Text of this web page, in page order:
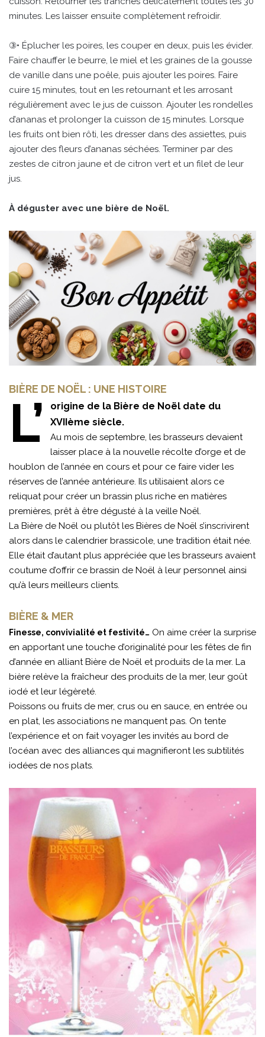
minutes. Les laisser ensuite complètement refroidir.
③• Éplucher les poires, les couper en deux, puis les évider.
Faire chauffer le beurre, le miel et les graines de la gousse
de vanille dans une poêle, puis ajouter les poires. Faire
cuire 15 minutes, tout en les retournant et les arrosant
régulièrement avec le jus de cuisson. Ajouter les rondelles
d’ananas et prolonger la cuisson de 15 minutes. Lorsque
les fruits ont bien rôti, les dresser dans des assiettes, puis
ajouter des fleurs d’ananas séchées. Terminer par des
zestes de citron jaune et de citron vert et un filet de leur
jus.
À déguster avec une bière de Noël.
BIÈRE DE NOËL : UNE HISTOIRE
L’
origine de la Bière de Noël date du
XVIIème siècle.
Au mois de septembre, les brasseurs devaient
laisser place à la nouvelle récolte d’orge et de
houblon de l’année en cours et pour ce faire vider les
réserves de l’année antérieure. Ils utilisaient alors ce
reliquat pour créer un brassin plus riche en matières
premières, prêt à être dégusté à la veille Noël.
La Bière de Noël ou plutôt les Bières de Noël s’inscrivirent
alors dans le calendrier brassicole, une tradition était née.
Elle était d’autant plus appréciée que les brasseurs avaient
coutume d’offrir ce brassin de Noël à leur personnel ainsi
qu’à leurs meilleurs clients.
BIÈRE & MER
Finesse, convivialité et festivité… On aime créer la surprise
en apportant une touche d’originalité pour les fêtes de fin
d’année en alliant Bière de Noël et produits de la mer. La
bière relève la fraîcheur des produits de la mer, leur goût
iodé et leur légèreté.
Poissons ou fruits de mer, crus ou en sauce, en entrée ou
en plat, les associations ne manquent pas. On tente
l’expérience et on fait voyager les invités au bord de
l’océan avec des alliances qui magnifieront les subtilités
iodées de nos plats.